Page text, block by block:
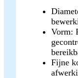
Vorm:
Fijne